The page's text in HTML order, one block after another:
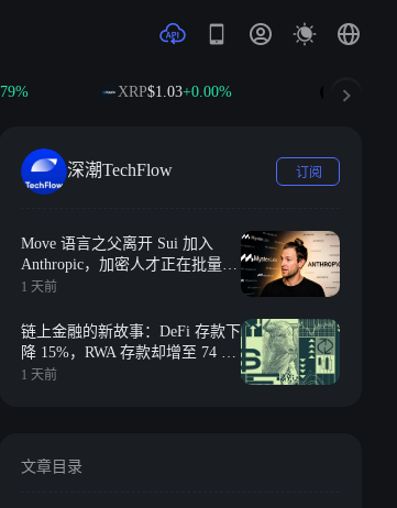
XRP$1.03+0.00% $74.84
深潮TechFlow 订阅
Move 语言之父离开 Sui 加入
Anthropic，加密人才正在批量流
向 AI
1 天前
链上金融的新故事：DeFi 存款下
降 15%，RWA 存款却增至 74 亿
美元
1 天前
文章目录